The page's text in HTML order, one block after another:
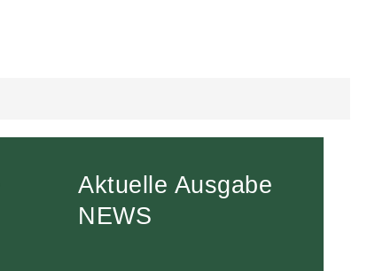
Aktuelle Ausgabe
NEWS